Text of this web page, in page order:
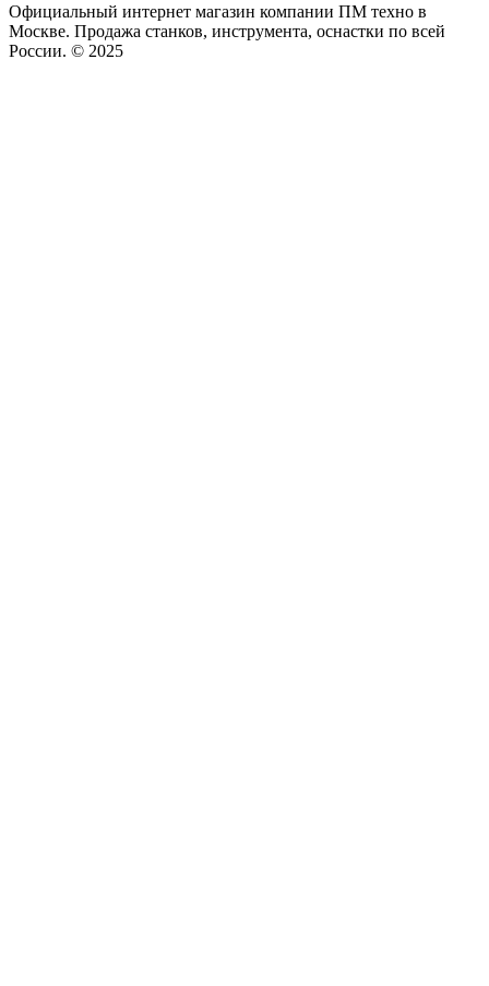
Официальный интернет магазин компании ПМ техно в
Москве. Продажа станков, инструмента, оснастки по всей
России. © 2025